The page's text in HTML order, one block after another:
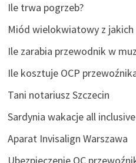
Ile trwa pogrzeb?
Miód wielokwiatowy z
Ile zarabia przewodnik w
Ile kosztuje OCP
Tani notariusz Szczecin
Sardynia wakacje all inclusive
Aparat Invisalign Warszawa